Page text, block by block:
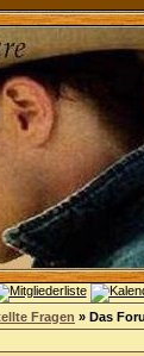
Fragen » Das